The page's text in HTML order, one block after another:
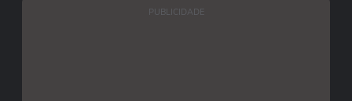
PUBLICIDADE